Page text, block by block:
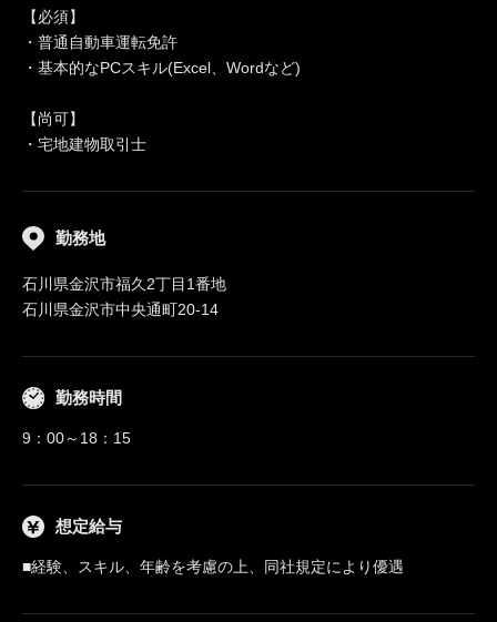
【必須】
・普通自動車運転免許
・基本的なPCスキル(Excel、Wordなど)
【尚可】
・宅地建物取引士
勤務地
石川県金沢市福久2丁目1番地
石川県金沢市中央通町20-14
勤務時間
9：00～18：15
想定給与
■経験、スキル、年齢を考慮の上、同社規定により優遇